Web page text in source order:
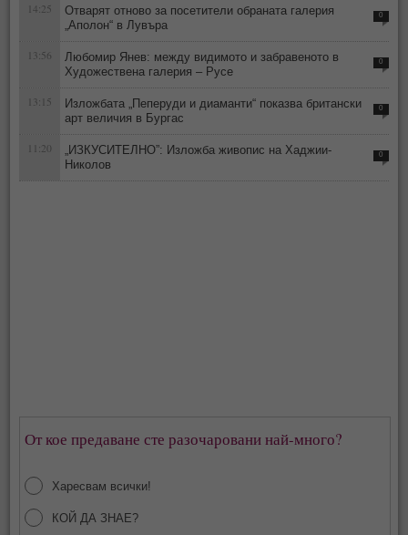
14:25
Отварят отново за посетители обраната галерия
„Аполон“ в Лувъра
0
13:56
Любомир Янев: между видимото и забравеното в
Художествена галерия – Русе
0
13:15
Изложбата „Пеперуди и диаманти“ показва британски
арт величия в Бургас
0
11:20
„ИЗКУСИТЕЛНО”: Изложба живопис на Хаджии-
Николов
0
От кое предаване сте разочаровани най-много?
Харесвам всички!
КОЙ ДА ЗНАЕ?